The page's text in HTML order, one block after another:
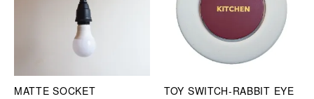
MATTE SOCKET
TOY SWITCH-RABBIT EYE